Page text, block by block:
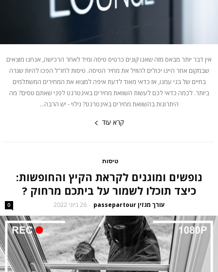
אין דבר יותר מבאס מזה שאנו קונים כרטיס טיסה ומיד לאחר הרכישה, אנחנו מוצאים
שבמקום אחר היינו יכולים להוזיל את מחיר הטיסה. טיסות לחו"ל הפכו להיות שגרה
בחיים של בני עמנו, אז כדאי מאוד לדעת איפה למצוא את המחירים המשתלמים
ביותר. לכמה כדאי לכם לעשות השוואת מחירים באינטרנט לפני שאתם טסים? מה
היתרונות בהשוואת מחירים באינטרנט? גילוי - יש הרבה...
קרא עוד
טיסות
נופשים ומוגנים לקראת הקיץ והחופשות:
כיצד תוכלו לשמור על ביתכם מרחוק ?
עורך מגזין passepartour - 26 ביוני 2022 0